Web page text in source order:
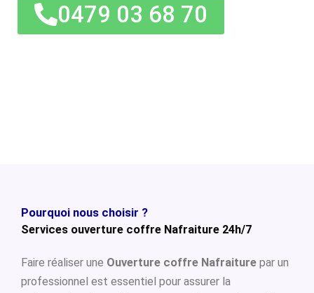
0479 03 68 70
Pourquoi nous choisir ?
Services ouverture coffre Nafraiture 24h/7
Faire réaliser une Ouverture coffre Nafraiture par un
professionnel est essentiel pour assurer la